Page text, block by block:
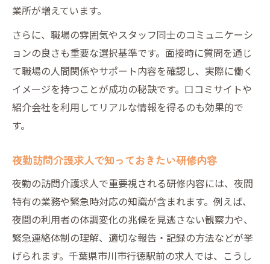
業所が増えています。
さらに、職場の雰囲気やスタッフ同士のコミュニケーシ
ョンの良さも重要な選択基準です。面接時に質問を通じ
て職場の人間関係やサポート内容を確認し、実際に働く
イメージを持つことが成功の秘訣です。口コミサイトや
紹介会社を利用してリアルな情報を得るのも効果的で
す。
夜勤訪問介護求人で知っておきたい研修内容
夜勤の訪問介護求人で重要視される研修内容には、夜間
特有の業務や緊急時対応の知識が含まれます。例えば、
夜間の利用者の体調変化の兆候を見逃さない観察力や、
緊急連絡体制の理解、適切な報告・記録の方法などが挙
げられます。千葉県市川市行徳駅前の求人では、こうし